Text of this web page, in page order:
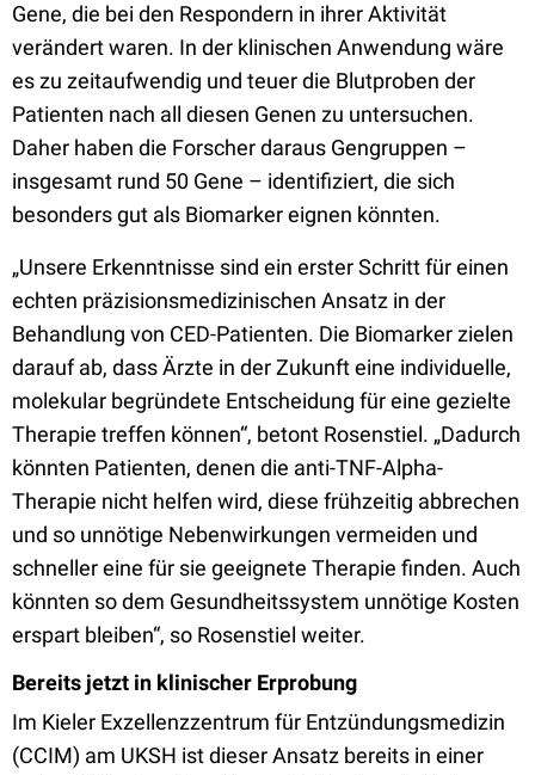
Gene, die bei den Respondern in ihrer Aktivität
verändert waren. In der klinischen Anwendung wäre
es zu zeitaufwendig und teuer die Blutproben der
Patienten nach all diesen Genen zu untersuchen.
Daher haben die Forscher daraus Gengruppen –
insgesamt rund 50 Gene – identifiziert, die sich
besonders gut als Biomarker eignen könnten.
„Unsere Erkenntnisse sind ein erster Schritt für einen
echten präzisionsmedizinischen Ansatz in der
Behandlung von CED-Patienten. Die Biomarker zielen
darauf ab, dass Ärzte in der Zukunft eine individuelle,
molekular begründete Entscheidung für eine gezielte
Therapie treffen können“, betont Rosenstiel. „Dadurch
könnten Patienten, denen die anti-TNF-Alpha-
Therapie nicht helfen wird, diese frühzeitig abbrechen
und so unnötige Nebenwirkungen vermeiden und
schneller eine für sie geeignete Therapie finden. Auch
könnten so dem Gesundheitssystem unnötige Kosten
erspart bleiben“, so Rosenstiel weiter.
Bereits jetzt in klinischer Erprobung
Im Kieler Exzellenzzentrum für Entzündungsmedizin
(CCIM) am UKSH ist dieser Ansatz bereits in einer